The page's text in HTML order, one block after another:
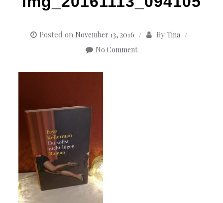
Posted on November 13, 2016 By Tina
No Comment